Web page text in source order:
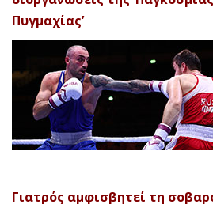
Πυγμαχίας’
Γιατρός αμφισβητεί τη